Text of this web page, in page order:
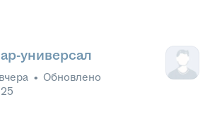
универсал
вчера • Обновлено